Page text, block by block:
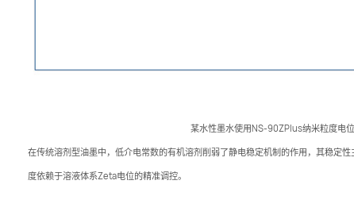
某水性墨水使用NS-90ZPlus纳米粒度电
在传统溶剂型油墨中，低介电常数的有机溶剂削弱了静电稳定机制的作用，其稳定
度依赖于溶液体系Zeta电位的精准调控。